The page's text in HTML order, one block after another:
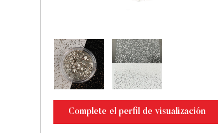
Complete el perfil de visualización